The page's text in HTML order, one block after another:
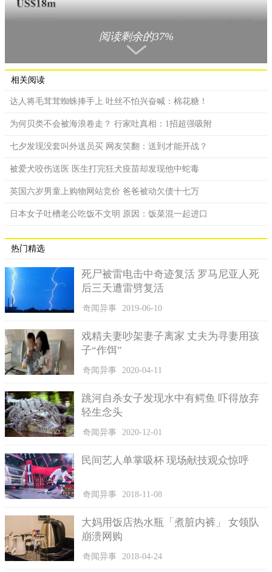
目前这颗钻石已经送往比利时，预计将在下月拍卖，估计金额可
Sterck）表示，这颗钻石的价值预估高达1800万美金（约1.24亿元
人民币），目前已被送往比利时，预计将在下个月拍卖出售。
钻石还被封为是莱索托传奇（Lesotho Legend），当年它被以4千
2018年后最大的一颗。莱索托是非洲南部的内陆国，人口大约200
万，该国以生产露天的钻石闻名。
矿业公司Gem Diamonds透露，这颗442克拉的钻石贩售所
的福利。
阅读剩余的37%
相关阅读
达人将毛茸茸蜘蛛捧手上 吐丝不怕兴奋喊：棉花糖！
为何贝类不会被海浪卷走？ 行家吐真相：1招超强吸附
七夕发现没套叫外送员买 网友笑翻：送到才能开战？
被爱犬咬伤送医 医生打完狂犬疫苗却发现他中蛇毒
英国六岁男童上购物网站竞价 爸爸被动欠债十七万
日本女子吐槽老公吃饭不文明 原因：饭菜混一起进口
热门精选
死尸被雷电击中奇迹复活 罗马尼亚人死
后三天遭雷劈复活
奇闻异事 2019-06-10
戏精夫妻吵架妻子离家 丈夫为寻妻用孩
子“作饵”
奇闻异事 2020-04-11
跳河自杀女子发现水中有鳄鱼 吓得放弃
轻生念头
奇闻异事 2020-12-01
民间艺人单掌吸杯 现场献技观众惊呼
奇闻异事 2018-11-08
大妈用饭店热水瓶「煮脏内裤」 女领队
崩溃网购
奇闻异事 2018-04-24